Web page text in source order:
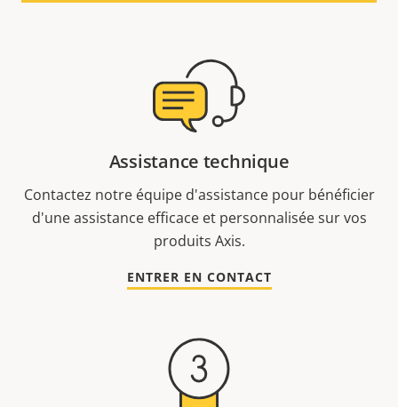
Assistance technique
Contactez notre équipe d'assistance pour bénéficier
d'une assistance efficace et personnalisée sur vos
produits Axis.
ENTRER EN CONTACT